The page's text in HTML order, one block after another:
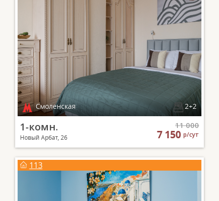
Смоленская 2+2
1-комн.
Новый Арбат, 26
11 000
7 150р/сут
113